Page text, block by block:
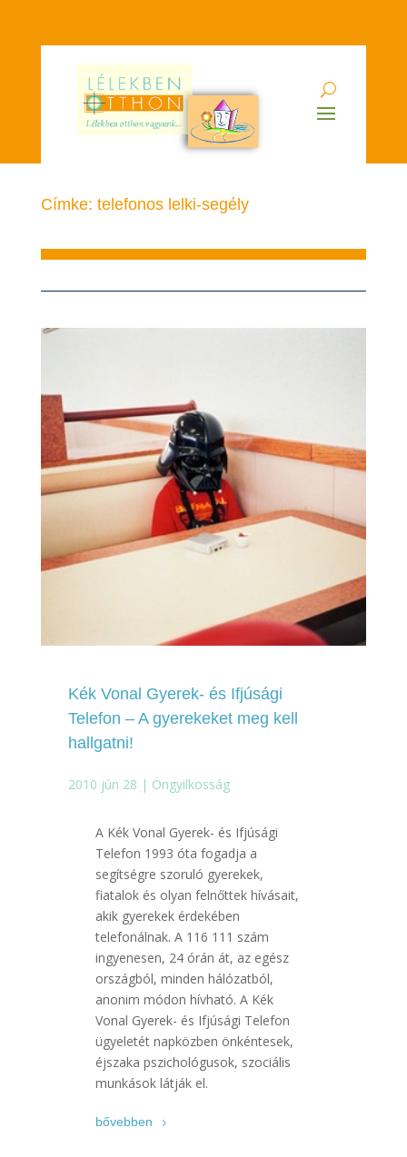
Címke: telefonos lelki-segély
Kék Vonal Gyerek- és Ifjúsági
Telefon – A gyerekeket meg kell
hallgatni!
2010 jún 28 | Öngyilkosság
A Kék Vonal Gyerek- és Ifjúsági
Telefon 1993 óta fogadja a
segítségre szoruló gyerekek,
fiatalok és olyan felnőttek hívásait,
akik gyerekek érdekében
telefonálnak. A 116 111 szám
ingyenesen, 24 órán át, az egész
országból, minden hálózatból,
anonim módon hívható. A Kék
Vonal Gyerek- és Ifjúsági Telefon
ügyeletét napközben önkéntesek,
éjszaka pszichológusok, szociális
munkások látják el.
bővebben